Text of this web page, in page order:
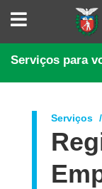
SERVIÇOS
DADOS
Serviços para
Serviços